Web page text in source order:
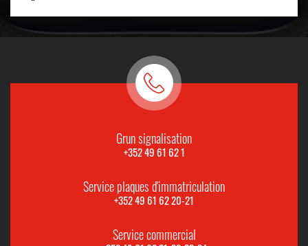
Grun signalisation
+352 49 61 62 1
Service plaques d'immatriculation
+352 49 61 62 20-21
Service commercial